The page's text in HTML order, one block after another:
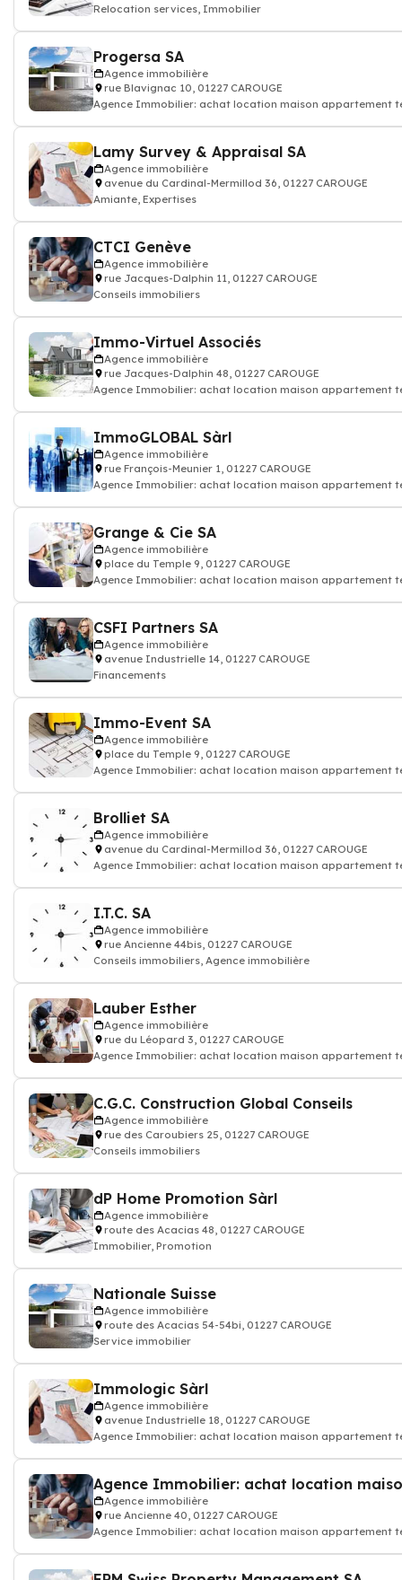
Relocation services, Immobilier
Progersa SA
Agence immobilière
rue Blavignac 10, 01227 CAROUGE
Agence Immobilier: achat location maison appartement
Lamy Survey & Appraisal SA
Agence immobilière
avenue du Cardinal-Mermillod 36, 01227 CAROUGE
Amiante, Expertises
CTCI Genève
Agence immobilière
rue Jacques-Dalphin 11, 01227 CAROUGE
Conseils immobiliers
Immo-Virtuel Associés
Agence immobilière
rue Jacques-Dalphin 48, 01227 CAROUGE
Agence Immobilier: achat location maison appartement
ImmoGLOBAL Sàrl
Agence immobilière
rue François-Meunier 1, 01227 CAROUGE
Agence Immobilier: achat location maison appartement
Grange & Cie SA
Agence immobilière
place du Temple 9, 01227 CAROUGE
Agence Immobilier: achat location maison appartement
CSFI Partners SA
Agence immobilière
avenue Industrielle 14, 01227 CAROUGE
Financements
Immo-Event SA
Agence immobilière
place du Temple 9, 01227 CAROUGE
Agence Immobilier: achat location maison appartement
Brolliet SA
Agence immobilière
avenue du Cardinal-Mermillod 36, 01227 CAROUGE
Agence Immobilier: achat location maison appartement
I.T.C. SA
Agence immobilière
rue Ancienne 44bis, 01227 CAROUGE
Conseils immobiliers, Agence immobilière
Lauber Esther
Agence immobilière
rue du Léopard 3, 01227 CAROUGE
Agence Immobilier: achat location maison appartement
C.G.C. Construction Global Conseils
Agence immobilière
rue des Caroubiers 25, 01227 CAROUGE
Conseils immobiliers
dP Home Promotion Sàrl
Agence immobilière
route des Acacias 48, 01227 CAROUGE
Immobilier, Promotion
Nationale Suisse
Agence immobilière
route des Acacias 54-54bi, 01227 CAROUGE
Service immobilier
Immologic Sàrl
Agence immobilière
avenue Industrielle 18, 01227 CAROUGE
Agence Immobilier: achat location maison appartement
Agence Immobilier: achat location
Agence immobilière
rue Ancienne 40, 01227 CAROUGE
Agence Immobilier: achat location maison appartement